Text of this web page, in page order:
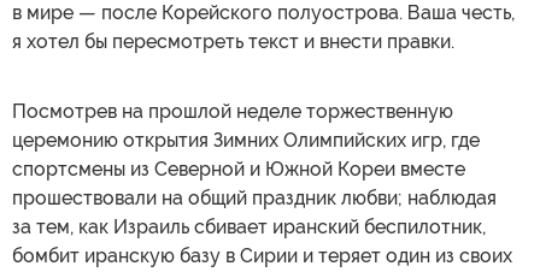
в мире — после Корейского полуострова. Ваша честь,
я хотел бы пересмотреть текст и внести правки.
Посмотрев на прошлой неделе торжественную
церемонию открытия Зимних Олимпийских игр, где
спортсмены из Северной и Южной Кореи вместе
прошествовали на общий праздник любви; наблюдая
за тем, как Израиль сбивает иранский беспилотник,
бомбит иранскую базу в Сирии и теряет один из своих